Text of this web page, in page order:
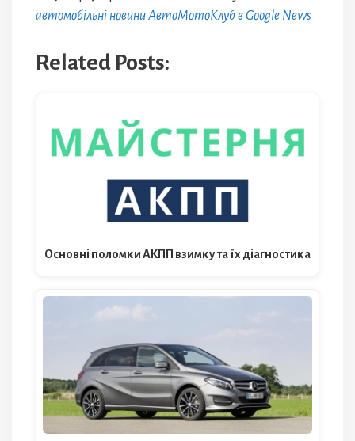
автомобільні новини АвтоМотоКлуб в Google News
Related Posts:
Основні поломки АКПП взимку та їх діагностика